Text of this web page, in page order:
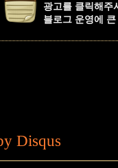
광고를 클릭해주
블로그 운영에
Disqus